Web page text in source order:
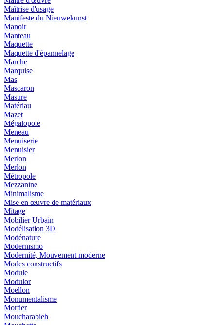
Maîtrise d'usage
Manifeste du Nieuwekunst
Manoir
Manteau
Maquette
Maquette d'épannelage
Marche
Marquise
Mas
Mascaron
Masure
Matériau
Mazet
Mégalopole
Meneau
Menuiserie
Menuisier
Merlon
Merlon
Métropole
Mezzanine
Minimalisme
Mise en œuvre de matériaux
Mitage
Mobilier Urbain
Modélisation 3D
Modénature
Modernismo
Modernité, Mouvement moderne
Modes constructifs
Module
Modulor
Moellon
Monumentalisme
Mortier
Moucharabieh